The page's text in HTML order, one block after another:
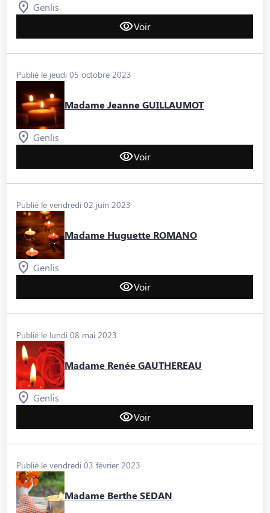
Genlis
Voir
Publié le jeudi 05 octobre 2023
Madame Jeanne GUILLAUMOT
Genlis
Voir
Publié le vendredi 02 juin 2023
Madame Huguette ROMANO
Genlis
Voir
Publié le lundi 08 mai 2023
Madame Renée GAUTHEREAU
Genlis
Voir
Publié le vendredi 03 février 2023
Madame Berthe SEDAN